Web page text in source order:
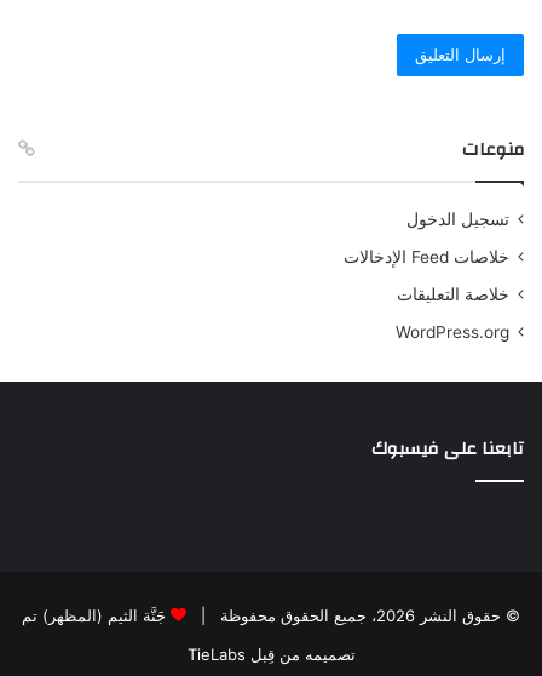
منوعات
تسجيل الدخول
خلاصات Feed الإدخالات
خلاصة التعليقات
WordPress.org
تابعنا على فيسبوك
© حقوق النشر 2026، جميع الحقوق محفوظة |
جَنَّة الثيم (المظهر) تم
تصميمه من قِبل TieLabs